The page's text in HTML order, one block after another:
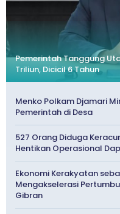
Pemerintah Tanggung
Triliun, Dicicil 6 Tahun
Menko Polkam Djamari
Pemerintah di Desa
527 Orang Diduga
Hentikan Operasional
Ekonomi Kerakyatan
Mengakselerasi
Gibran